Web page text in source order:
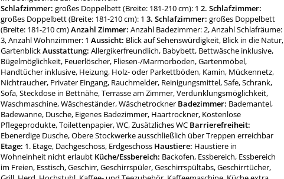
Schlafzimmer:großes Doppelbett (Breite: 181-210 cm): 1 2. Schlafzimmer:
großes Doppelbett (Breite: 181-210 cm): 1 3. Schlafzimmer:großes Doppelbett
(Breite: 181-210 cm)Anzahl Zimmer:Anzahl Badezimmer: 2, Anzahl Schlafräume:
3, Anzahl Wohnzimmer: 1 Aussicht: Blick auf Sehenswürdigkeit, Blick in die Natur,
GartenblickAusstattung:Allergikerfreundlich, Babybett, Bettwäsche inklusive,
Bügelmöglichkeit, Feuerlöscher, Fliesen-/Marmorboden, Gartenmöbel,
Handtücher inklusive, Heizung, Holz- oder Parkettböden, Kamin, Mückennetz,
Nichtraucher, Privater Eingang, Rauchmelder, Reinigungsmittel, Safe, Schrank,
Sofa, Steckdose in Bettnähe, Terrasse am Zimmer, Verdunklungsmöglichkeit,
Waschmaschine, Wäscheständer, Wäschetrockner Badezimmer: Bademantel,
Badewanne, Dusche, Eigenes Badezimmer, Haartrockner, Kostenlose
Pflegeprodukte, Toilettenpapier, WC, Zusätzliches WC Barrierefreiheit:
Ebenerdige Dusche, Obere Stockwerke ausschließlich über Treppen erreichbar
Etage: 1. Etage, Dachgeschoss, Erdgeschoss Haustiere: Haustiere in
Wohneinheit nicht erlaubt Küche/Essbereich: Backofen, Essbereich, Essbereich
im Freien, Esstisch, Geschirr, Geschirrspüler, Geschirrspültabs, Geschirrtücher,